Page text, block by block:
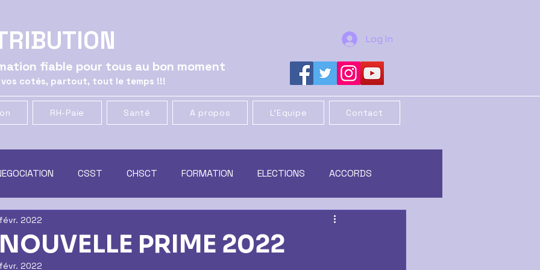
fiable pour tous au bon moment
cotés, partout, tout le temps !!!
Log In
RH-Paie Santé A propos L'Equipe Contact
CSST CHSCT FORMATION ELECTIONS ACCORDS
REORGANISATION
PRIME 2022
2022
2022